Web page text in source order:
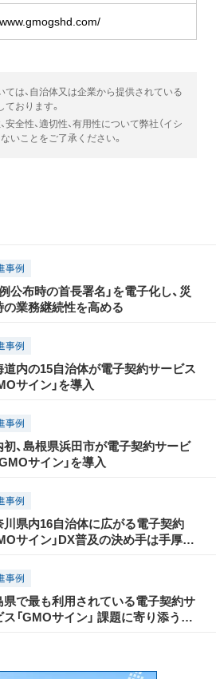
は、自治体又は企業から提供されている
おります。
安全性、適切性、有用性について弊社（イシ
いことをご了承ください。
事例
例公布時の首長署名」を電子化し、災
の業務継続性を高める
事例
道内の15自治体が電子契約サービス
サイン」を導入
事例
初、島根県浜田市が電子契約サービ
GMOサイン」を導入
事例
川県内16自治体に広がる電子契約
サイン」DX普及の決め手は手厚い
事例
県で最も利用されている電子契約サ
ス「GMOサイン」 課題に寄り添う伴